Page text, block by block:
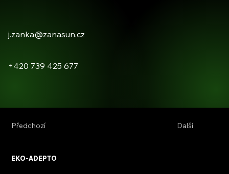
Další
Předchozí
+420 739 425 677
j.zanka@zanasun.cz
EKO-ADEPTO